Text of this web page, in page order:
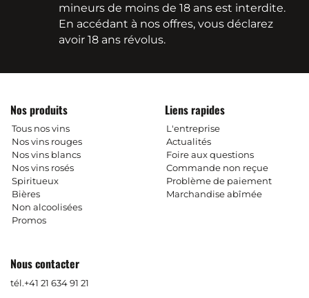
mineurs de moins de 18 ans est interdite.
En accédant à nos offres, vous déclarez
avoir 18 ans révolus.
Nos produits
Tous nos vins
Nos vins rouges
Nos vins blancs
Nos vins rosés
Spiritueux
Bières
Non alcoolisées
Promos
Liens rapides
L'entreprise
Actualités
Foire aux questions
Commande non reçue
Problème de paiement
Marchandise abîmée
Nous contacter
tél.+41 21 634 91 21